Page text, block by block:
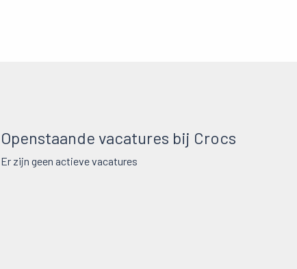
Openstaande vacatures bij Crocs
Er zijn geen actieve vacatures